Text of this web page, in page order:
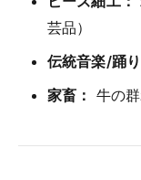
芸品）
伝統音楽/踊り
家畜： 牛の